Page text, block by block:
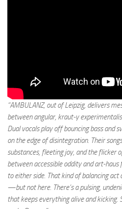
“AMBULANZ, out of Leipzig, delivers
between angular, kraut-y
Dual vocals play off bouncing bass and
on the edge of disintegration. Their
substances, fleeting joy, and the flicker
between accessible oddity and art-
to either side. That kind of balancing
—but not here. There’s a pulsing,
that keeps everything alive and kicking.